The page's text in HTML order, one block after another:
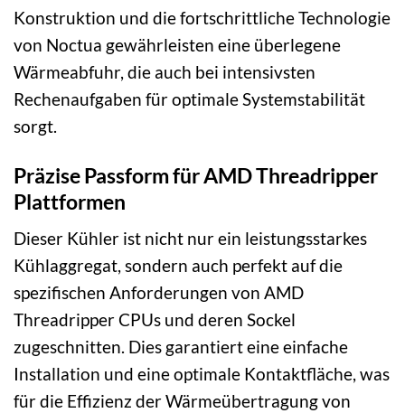
Konstruktion und die fortschrittliche Technologie
von Noctua gewährleisten eine überlegene
Wärmeabfuhr, die auch bei intensivsten
Rechenaufgaben für optimale Systemstabilität
sorgt.
Präzise Passform für AMD Threadripper
Plattformen
Dieser Kühler ist nicht nur ein leistungsstarkes
Kühlaggregat, sondern auch perfekt auf die
spezifischen Anforderungen von AMD
Threadripper CPUs und deren Sockel
zugeschnitten. Dies garantiert eine einfache
Installation und eine optimale Kontaktfläche, was
für die Effizienz der Wärmeübertragung von